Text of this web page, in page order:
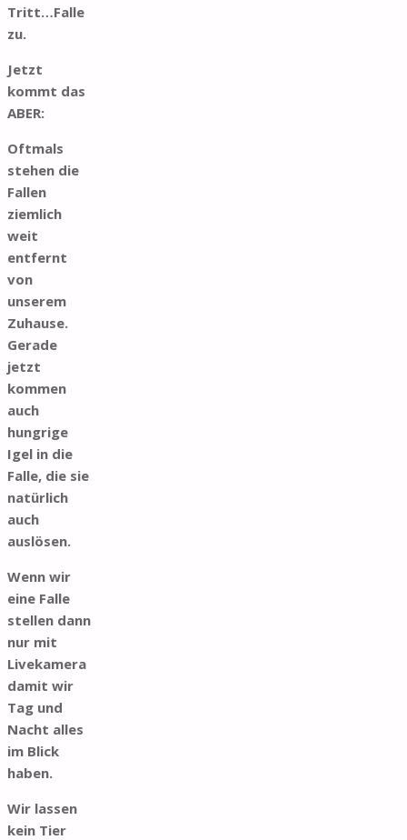
Tritt…Falle
zu.
Jetzt
kommt das
ABER:
Oftmals
stehen die
Fallen
ziemlich
weit
entfernt
von
unserem
Zuhause.
Gerade
jetzt
kommen
auch
hungrige
Igel in die
Falle, die sie
natürlich
auch
auslösen.
Wenn wir
eine Falle
stellen dann
nur mit
Livekamera
damit wir
Tag und
Nacht alles
im Blick
haben.
Wir lassen
kein Tier